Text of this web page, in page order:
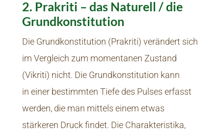
2. Prakriti – das Naturell / die
Grundkonstitution
Die Grundkonstitution (Prakriti) verändert sich
im Vergleich zum momentanen Zustand
(Vikriti) nicht. Die Grundkonstitution kann
in einer bestimmten Tiefe des Pulses erfasst
werden, die man mittels einem etwas
stärkeren Druck findet. Die Charakteristika,